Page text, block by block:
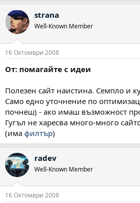
strana
Well-Known Member
16 Октомври 2008
От: помагайте с идеи
Полезен сайт наистина. Семпло и
Само едно уточнение по
почнеш) - ако имаш възможност
Гугъл не харесва много-много
(има филтър)
radev
Well-Known Member
16 Октомври 2008